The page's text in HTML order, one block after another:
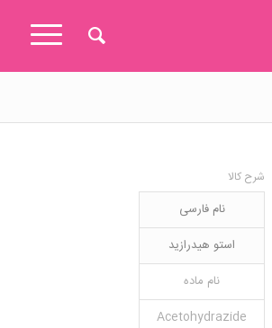
شرح کالا
نام فارسی
استو هیدرازید
نام ماده
Acetohydrazide